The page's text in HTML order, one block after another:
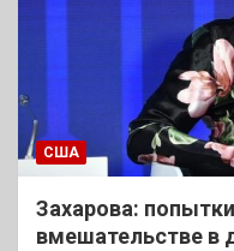
США
Захарова:
вмешательстве в